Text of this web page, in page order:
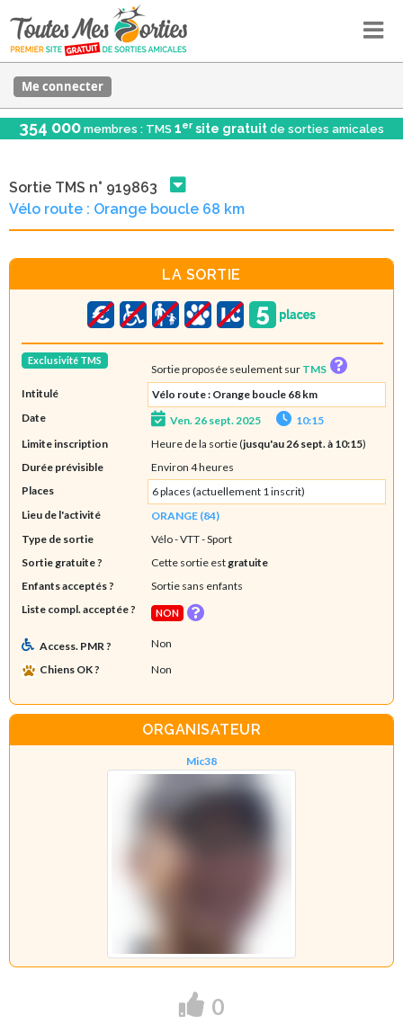
Me connecter
354 000 membres : TMS 1er site gratuit de sorties amicales
Sortie TMS n° 919863
Vélo route : Orange boucle 68 km
LA SORTIE
Exclusivité TMS
Sortie proposée seulement sur TMS
Intitulé
Vélo route : Orange boucle 68 km
Date
Ven. 26 sept. 2025
10:15
Limite inscription
Heure de la sortie (jusqu'au 26 sept. à 10:15)
Durée prévisible
Environ 4 heures
Places
6 places (actuellement 1 inscrit)
Lieu de l'activité
ORANGE (84)
Type de sortie
Vélo - VTT- Sport
Sortie gratuite ?
Cette sortie est gratuite
Enfants acceptés ?
Sortie sans enfants
Liste compl. acceptée ?
NON
Access. PMR ?
Non
Chiens OK ?
Non
ORGANISATEUR
Mic38
0